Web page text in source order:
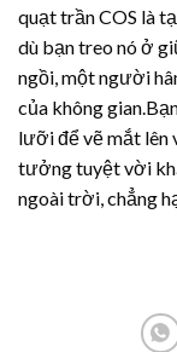
quạt trần COS là
dù bạn treo nó ở
ngồi, một người
của không
lưỡi để vẽ mắt lên
tưởng tuyệt vời
ngoài trời, chẳng